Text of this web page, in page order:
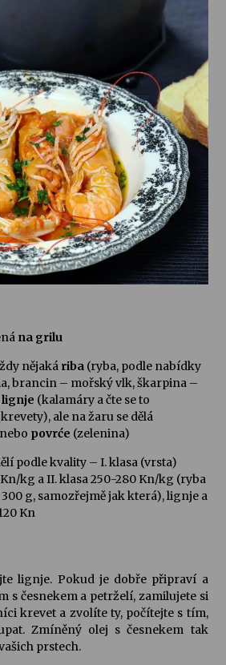
na grilu
nějaká riba(ryba, podle nabídky
brancin – mořský vlk, škarpina –
lignje (kalamáry a čte se to
ale na žaru se dělá
povrće (zelenina)
podle kvality – I. klasa (vrsta)
kg a II. klasa 250-280 Kn/kg (ryba
g, samozřejmě jak která), lignje a
Kn
lignje. Pokud je dobře připraví a
s česnekem a petrželí, zamilujete si
krevet a zvolíte ty, počítejte s tím,
Zmíněný olej s česnekem tak
prstech.